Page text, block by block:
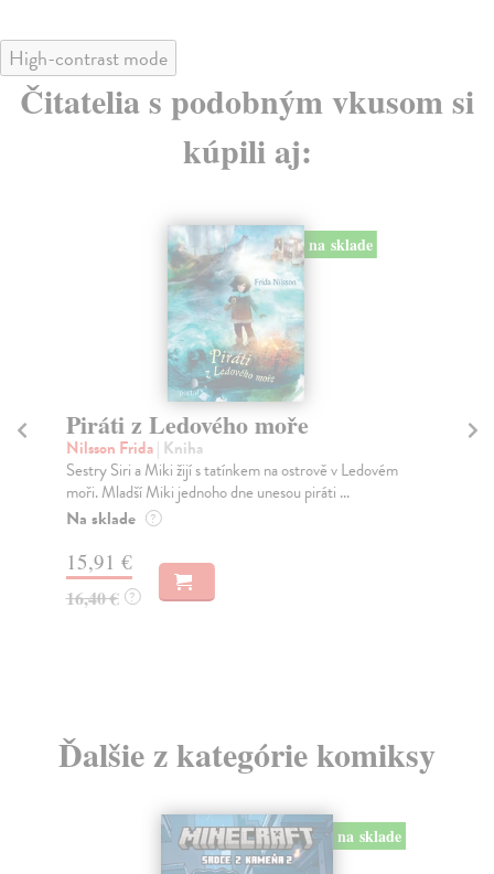
High-contrast mode
Čitatelia s podobným vkusom si
kúpili aj:
na sklade
Piráti z Ledového moře
Nilsson Frida| Kniha
Sestry Siri a Miki žijí s tatínkem na ostrově v Ledovém
moři. Mladší Miki jednoho dne unesou piráti ...
Na sklade ?
15,91 €
16,40 € ?
Ďalšie z kategórie komiksy
na sklade